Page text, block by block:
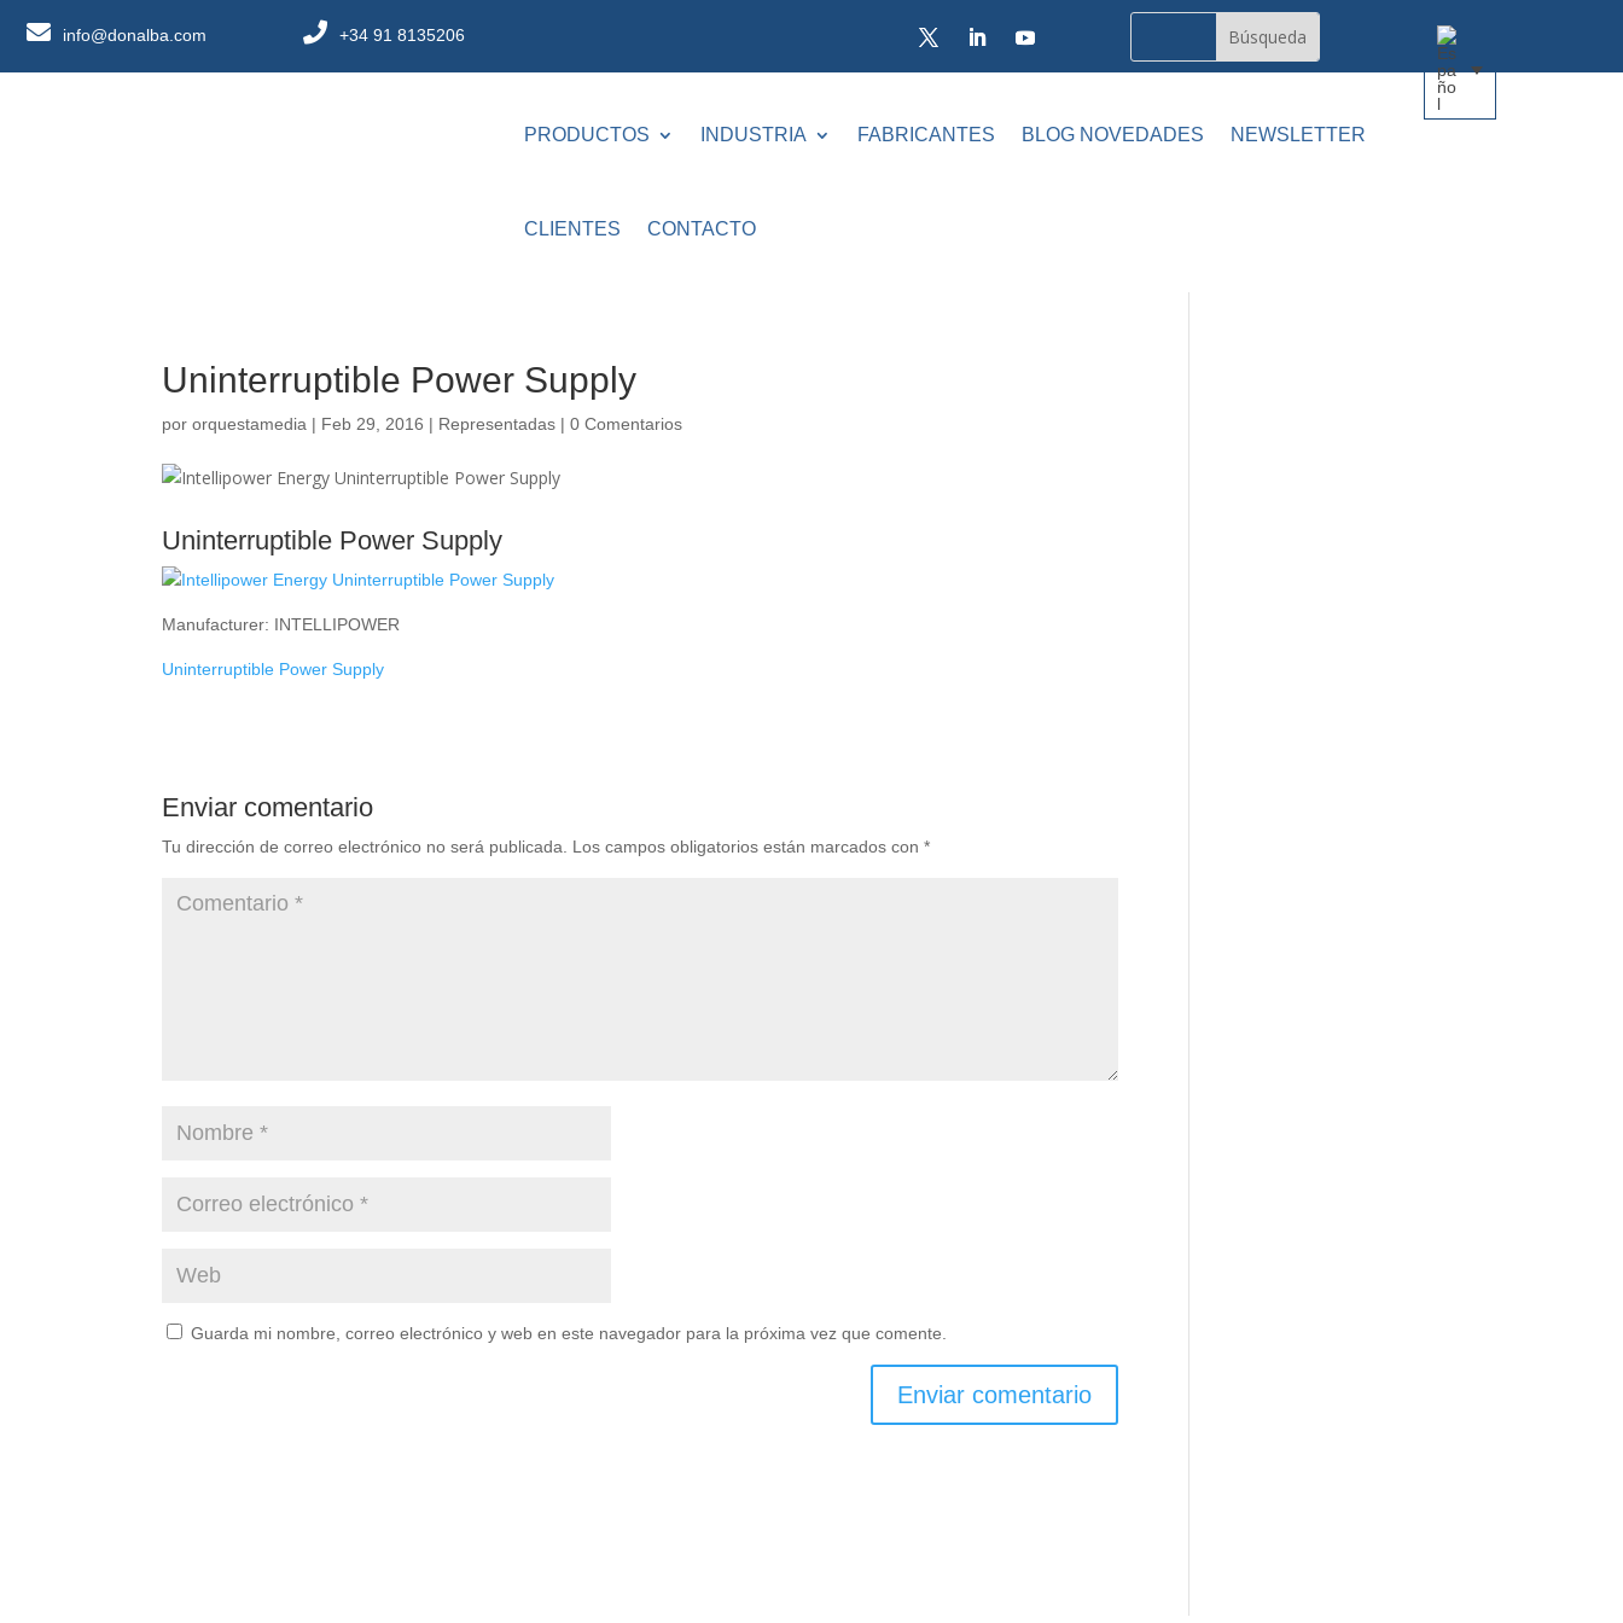
info@donalba.com +34 91 8135206
PRODUCTOS INDUSTRIA FABRICANTES BLOG NOVEDADES NEWSLETTER
CLIENTES CONTACTO
Uninterruptible Power Supply
pororquestamedia | Feb 29, 2016 | Representadas |0 Comentarios
Uninterruptible Power Supply
Manufacturer: INTELLIPOWER
Uninterruptible Power Supply
Enviar comentario
Tu dirección de correo electrónico no será publicada. Los campos obligatorios están marcados con*
Guarda mi nombre, correo electrónico y web en este navegador para la próxima vez que comente.